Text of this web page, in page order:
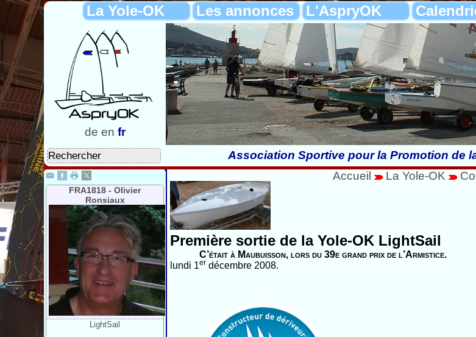
La Yole-OK Les annonces L'AspryOK
de en fr
Association Sportive pour la Promotion de
FRA1818 - Olivier
Ronsiaux
LightSail
Accueil La Yole-OK
Première sortie de la Yole-OK LightSail
C’était à Maubuisson, lors du 39e grand prix de l’Armistice.
lundi 1er décembre 2008.